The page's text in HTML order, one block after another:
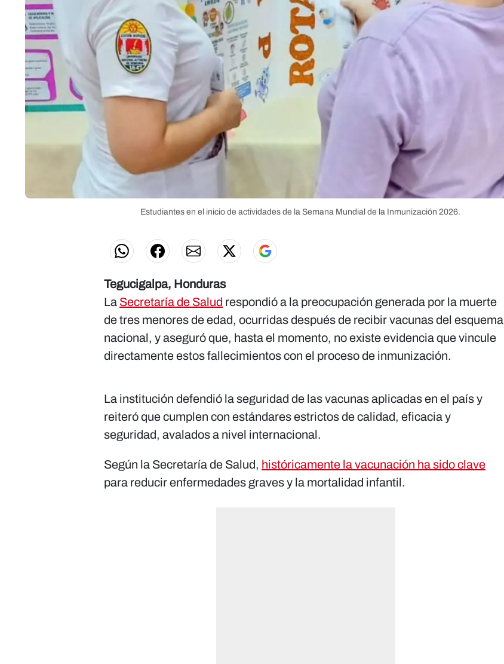
Estudiantes en el inicio de actividades de la Semana Mundial de la Inmunización 2026.
Tegucigalpa, Honduras
La Secretaría de Salud respondió a la preocupación generada por la muerte
de tres menores de edad, ocurridas después de recibir vacunas del esquema
nacional, y aseguró que, hasta el momento, no existe evidencia que vincule
directamente estos fallecimientos con el proceso de inmunización.
La institución defendió la seguridad de las vacunas aplicadas en el país y
reiteró que cumplen con estándares estrictos de calidad, eficacia y
seguridad, avalados a nivel internacional.
Según la Secretaría de Salud, históricamente la vacunación ha sido clave
para reducir enfermedades graves y la mortalidad infantil.